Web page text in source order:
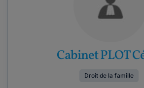
Cabinet PLOT
Droit de la famille